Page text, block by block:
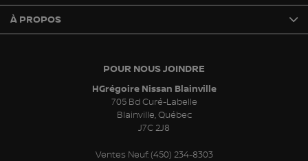
POUR NOUS JOINDRE
HGrégoire Nissan Blainville
705 Bd Curé-Labelle
Blainville,Québec
J7C 2J8
Ventes Neuf: (450) 234-8303
À PROPOS